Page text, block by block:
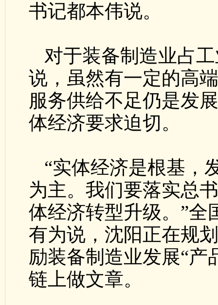
书记都本伟说。
对于装备制造业占
说，虽然有一定的高
服务供给不足仍是发
体经济要求迫切。
“实体经济是根基，
为主。我们要落实总
体经济转型升级。”全
有为说，沈阳正在规
励装备制造业发展“产
链上做文章。